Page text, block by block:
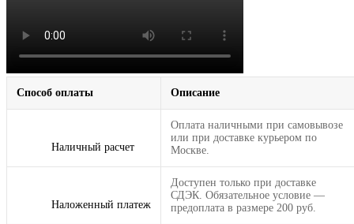
Способ оплаты Описание
Наличный расчет
Оплата наличными при самовывозе
или при доставке курьером по
Москве.
Наложенный платеж
Доступен только при доставке
СДЭК. Обязательное условие —
предоплата в размере 200 руб.